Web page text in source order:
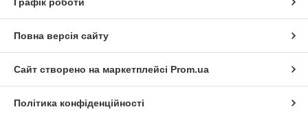
Повна версія сайту
Сайт створено на маркетплейсі Prom.ua
Політика конфіденційності